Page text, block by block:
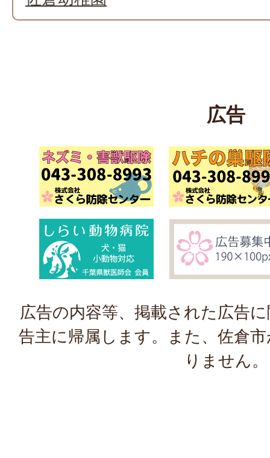
広告
広告の内容等、掲載された広告
告主に帰属します。また、佐倉
りません。